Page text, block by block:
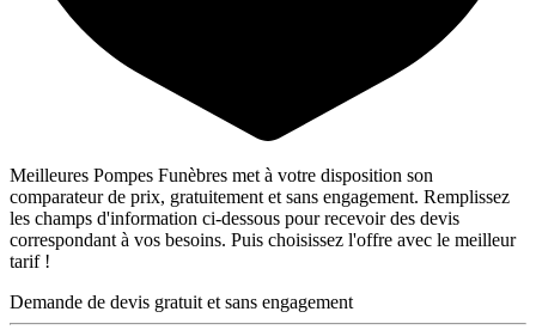
Meilleures Pompes Funèbres met à votre disposition son
comparateur de prix, gratuitement et sans engagement. Remplissez
les champs d'information ci-dessous pour recevoir des devis
correspondant à vos besoins. Puis choisissez l'offre avec le meilleur
tarif !
Demande de devis gratuit et sans engagement